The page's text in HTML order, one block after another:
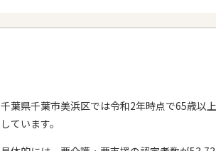
千葉県千葉市美浜区では令和2年時点で65歳以
しています。